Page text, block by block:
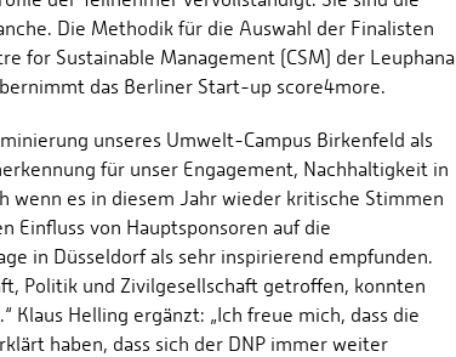
Die Methodik für die Auswahl der Finalisten
for Sustainable Management (CSM) der Leuphana
das Berliner Start-up score4more.
unseres Umwelt-Campus Birkenfeld als
für unser Engagement, Nachhaltigkeit in
wenn es in diesem Jahr wieder kritische Stimmen
Einfluss von Hauptsponsoren auf die
in Düsseldorf als sehr inspirierend empfunden.
Politik und Zivilgesellschaft getroffen, konnten
Helling ergänzt: „Ich freue mich, dass die
haben, dass sich der DNP immer weiter